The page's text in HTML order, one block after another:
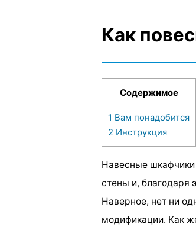
Как
Содержимое
1 Вам понадобится
2 Инструкция
Навесные шкафчики
стены и, благодаря
Наверное, нет ни
модификации. Как